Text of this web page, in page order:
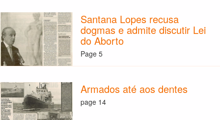
Santana Lopes recusa
dogmas e admite discutir Lei
do Aborto
Page 5
Armados até aos dentes
page 14